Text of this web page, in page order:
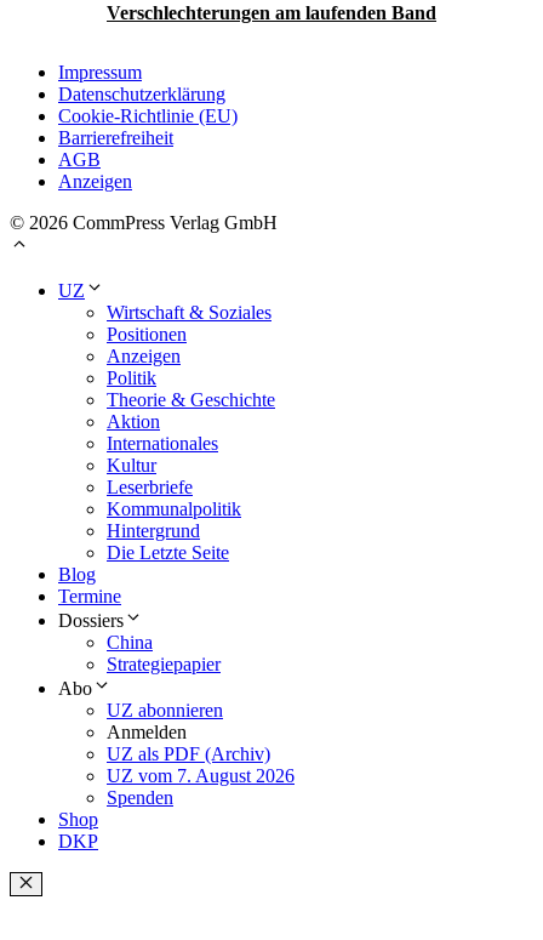
Verschlechterungen am laufenden Band
Impressum
Datenschutzerklärung
Cookie-Richtlinie (EU)
Barrierefreiheit
AGB
Anzeigen
© 2026 CommPress Verlag GmbH
UZ
Wirtschaft & Soziales
Positionen
Anzeigen
Politik
Theorie & Geschichte
Aktion
Internationales
Kultur
Leserbriefe
Kommunalpolitik
Hintergrund
Die Letzte Seite
Blog
Termine
Dossiers
China
Strategiepapier
Abo
UZ abonnieren
Anmelden
UZ als PDF (Archiv)
UZ vom 7. August 2026
Spenden
Shop
DKP
Schließen